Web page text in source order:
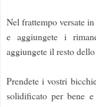
Nel frattempo versate
e aggiungete i
aggiungete il resto
Prendete i vostri
solidificato per bene